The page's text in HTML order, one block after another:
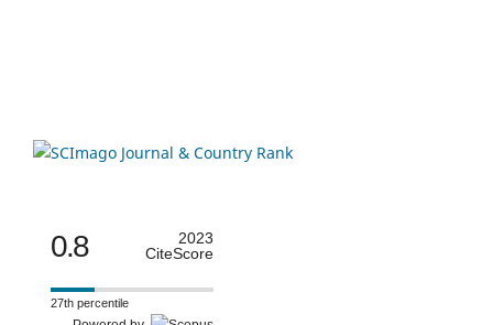
0.8
2023
CiteScore
27th percentile